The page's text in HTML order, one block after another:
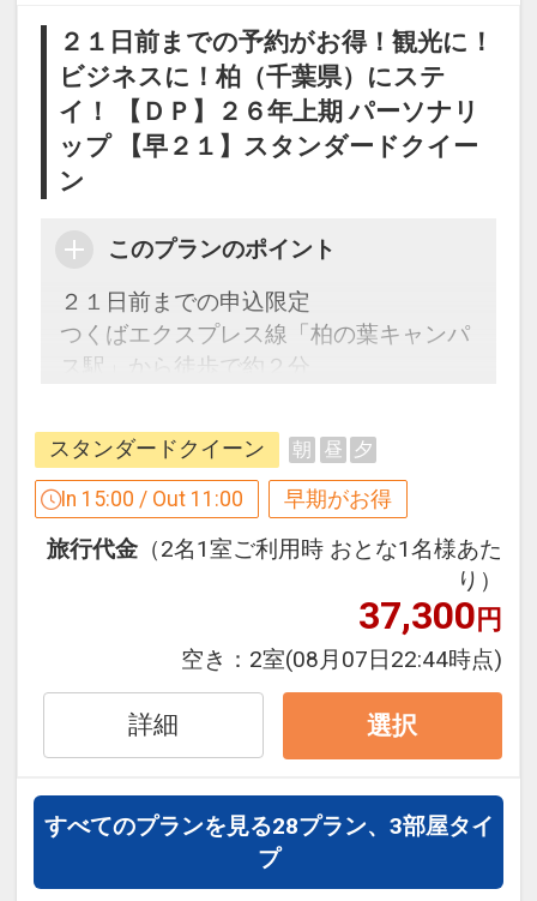
更）があった場合、本プランはご利用い
ただけず、取消後、新たに通常プランの
ご予約が必要となります。
※取消料対象日を過ぎてからの変更は取
消料対象となります。
ホテルポイント！
ご用意！（おひとり様１泊につき１本）
※添い寝のお子様は対象外となります。
「食事なしプラン」と「朝食付プラン」
をご用意しています。
●「食事なしプラン」と「朝食付プラ
ン」を掲載しています。
※ご覧のページがどちらかを【食事条
の項目でご確認のうえ、予約にお進
設定期間：2026年4月1日～2026年9月
30日
インターネットコース番号：DP-1-
２１日前までの予約がお得！観光に！
ビジネスに！柏（千葉県）にステ
イ！ 【ＤＰ】２６年上期 パーソナリ
ップ 【早２１】スタンダードクイー
ン
このプランのポイント
２１日前までの申込限定
つくばエクスプレス線「柏の葉キャンパ
ス駅」から徒歩で約２分
園」、ショッピングセンター「ららぽー
と柏の葉」
【２１日前までの申込限定だからお得】
本プランは「初泊日の２１日前までにお
申し込みの方」に限りご予約可能なプラ
ンです。
※早期申込対象期間を過ぎてからの変更
（人数の内訳・客室タイプ・食事条件・
更）があった場合、本プランはご利用い
ただけず、取消後、新たに通常プランの
ご予約が必要となります。
スタンダードクイーン 朝 昼 夕
In 15:00 / Out 11:00 早期がお得
旅行代金 （2名1室ご利用時 おとな1名様あた
り）
37,300円
空き： 2室(08月07日22:44時点)
詳細 選択
すべてのプランを見る28プラン、3部屋タイ
プ